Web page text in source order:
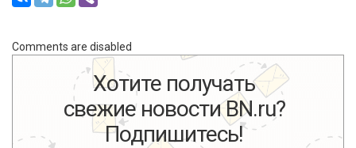
Comments are disabled
Хотите получать
свежие новости BN.ru?
Подпишитесь!